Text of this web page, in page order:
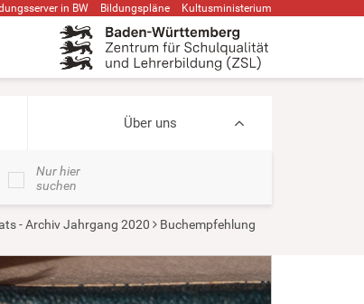
in BW Bildungspläne Kultusministerium
Über uns
Nur hier
suchen
- Archiv Jahrgang 2020
Buchempfehlung